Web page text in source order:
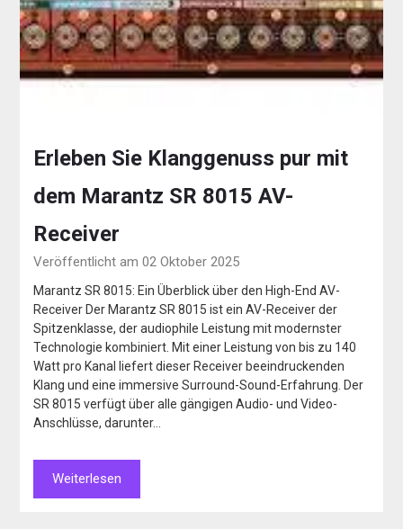
Erleben Sie Klanggenuss pur mit
dem Marantz SR 8015 AV-
Receiver
Veröffentlicht am 02 Oktober 2025
Marantz SR 8015: Ein Überblick über den High-End AV-
Receiver Der Marantz SR 8015 ist ein AV-Receiver der
Spitzenklasse, der audiophile Leistung mit modernster
Technologie kombiniert. Mit einer Leistung von bis zu 140
Watt pro Kanal liefert dieser Receiver beeindruckenden
Klang und eine immersive Surround-Sound-Erfahrung. Der
SR 8015 verfügt über alle gängigen Audio- und Video-
Anschlüsse, darunter…
Weiterlesen